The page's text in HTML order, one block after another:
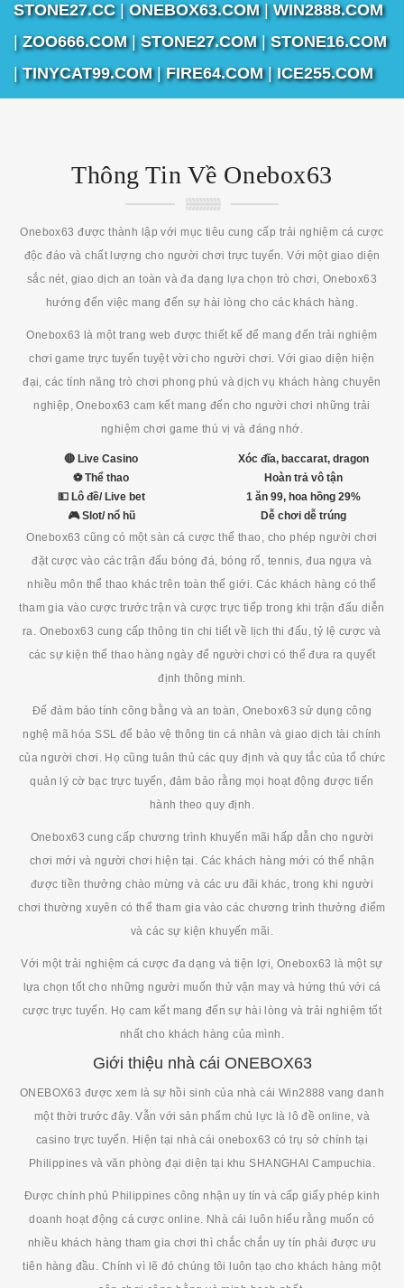
STONE27.CC|ONEBOX63.COM|WIN2888.COM
|ZOO666.COM|STONE27.COM|STONE16.COM
|TINYCAT99.COM| FIRE64.COM| ICE255.COM
Thông Tin Về Onebox63
Onebox63 được thành lập với mục tiêu cung cấp trải nghiệm cá cược
độc đáo và chất lượng cho người chơi trực tuyến. Với một giao diện
sắc nét, giao dịch an toàn và đa dạng lựa chọn trò chơi, Onebox63
hướng đến việc mang đến sự hài lòng cho các khách hàng.
Onebox63 là một trang web được thiết kế để mang đến trải nghiệm
chơi game trực tuyến tuyệt vời cho người chơi. Với giao diện hiện
đại, các tính năng trò chơi phong phú và dịch vụ khách hàng chuyên
nghiệp, Onebox63 cam kết mang đến cho người chơi những trải
nghiệm chơi game thú vị và đáng nhớ.
🔴 Live Casino
Xóc đĩa, baccarat, dragon
⚽ Thể thao
Hoàn trả vô tận
💵 Lô đề/ Live bet
1 ăn 99, hoa hồng 29%
🎮 Slot/ nổ hũ
Dễ chơi dễ trúng
Onebox63 cũng có một sàn cá cược thể thao, cho phép người chơi
đặt cược vào các trận đấu bóng đá, bóng rổ, tennis, đua ngựa và
nhiều môn thể thao khác trên toàn thế giới. Các khách hàng có thể
tham gia vào cược trước trận và cược trực tiếp trong khi trận đấu diễn
ra. Onebox63 cung cấp thông tin chi tiết về lịch thi đấu, tỷ lệ cược và
các sự kiện thể thao hàng ngày để người chơi có thể đưa ra quyết
định thông minh.
Để đảm bảo tính công bằng và an toàn, Onebox63 sử dụng công
nghệ mã hóa SSL để bảo vệ thông tin cá nhân và giao dịch tài chính
của người chơi. Họ cũng tuân thủ các quy định và quy tắc của tổ chức
quản lý cờ bạc trực tuyến, đảm bảo rằng mọi hoạt động được tiến
hành theo quy định.
Onebox63 cung cấp chương trình khuyến mãi hấp dẫn cho người
chơi mới và người chơi hiện tại. Các khách hàng mới có thể nhận
được tiền thưởng chào mừng và các ưu đãi khác, trong khi người
chơi thường xuyên có thể tham gia vào các chương trình thưởng điểm
và các sự kiện khuyến mãi.
Với một trải nghiệm cá cược đa dạng và tiện lợi, Onebox63 là một sự
lựa chọn tốt cho những người muốn thử vận may và hứng thú với cá
cược trực tuyến. Họ cam kết mang đến sự hài lòng và trải nghiệm tốt
nhất cho khách hàng của mình.
Giới thiệu nhà cái ONEBOX63
ONEBOX63 được xem là sự hồi sinh của nhà cái Win2888 vang danh
một thời trước đây. Vẫn với sản phẩm chủ lực là lô đề online, và
casino trực tuyến. Hiện tại nhà cái onebox63 có trụ sở chính tại
Philippines và văn phòng đại diện tại khu SHANGHAI Campuchia.
Được chính phủ Philippines công nhận uy tín và cấp giấy phép kinh
doanh hoạt động cá cược online. Nhà cái luôn hiểu rằng muốn có
nhiều khách hàng tham gia chơi thì chắc chắn uy tín phải được ưu
tiên hàng đầu. Chính vì lẽ đó chúng tôi luôn tạo cho khách hàng một